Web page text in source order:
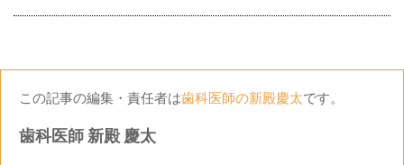
この記事の編集・責任者は歯科医師の新殿慶太です。
歯科医師 新殿 慶太